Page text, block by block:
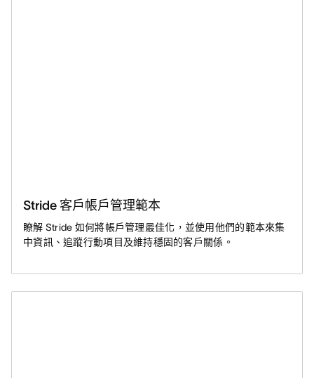
Stride 客戶帳戶管理範本
瞭解 Stride 如何將帳戶管理最佳化，並使用他們的範本來集
中資訊、追蹤行動項目及維持穩固的客戶關係。